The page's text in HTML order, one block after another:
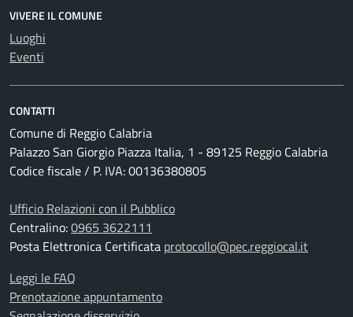
VIVERE IL COMUNE
Luoghi
Eventi
CONTATTI
Comune di Reggio Calabria
Palazzo San Giorgio Piazza Italia, 1 - 89125 Reggio Calabria
Codice fiscale / P. IVA: 00136380805
Ufficio Relazioni con il Pubblico
Centralino:0965 3622111
Posta Elettronica Certificata protocollo@pec.reggiocal.it
Leggi le FAQ
Prenotazione appuntamento